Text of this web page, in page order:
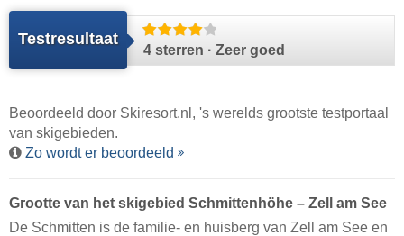
Testresultaat
4 sterren · Zeer goed
Beoordeeld door Skiresort.nl , 's werelds grootste testportaal
van skigebieden.
Zo wordt er beoordeeld
Grootte van het skigebied Schmittenhöhe – Zell am See
De Schmitten is de familie- en huisberg van Zell am See en